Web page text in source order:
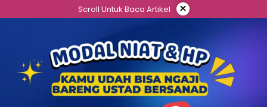
to
Scroll Untuk Baca Artikel ×